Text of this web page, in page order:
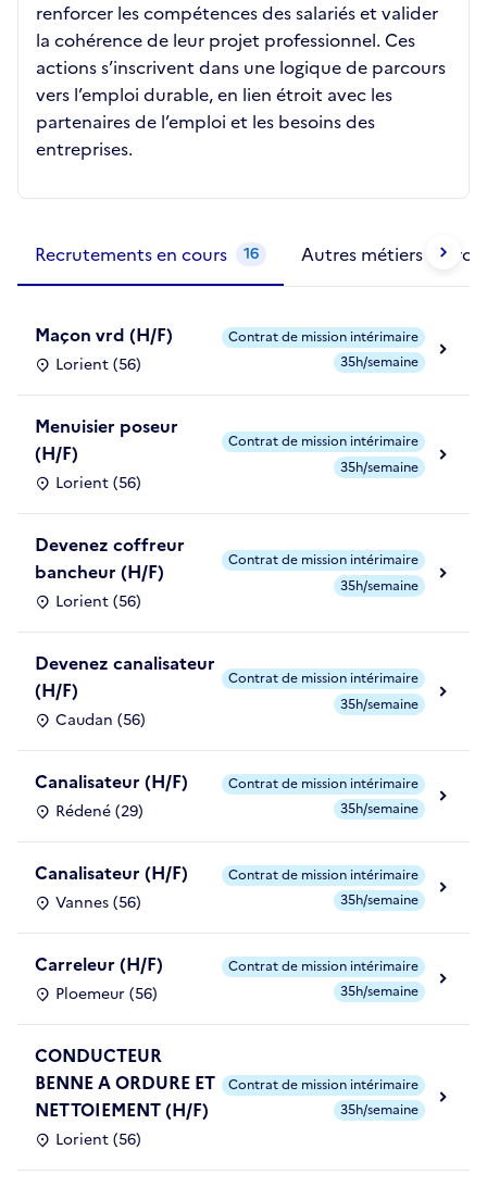
renforcer les compétences des salariés et valider
la cohérence de leur projet professionnel. Ces
actions s’inscrivent dans une logique de parcours
vers l’emploi durable, en lien étroit avec les
partenaires de l’emploi et les besoins des
entreprises.
Recrutements en cours 16 Autres métiers
Maçon vrd (H/F)
Lorient (56)
Contrat de mission intérimaire
35h/semaine
Menuisier poseur
(H/F)
Lorient (56)
Contrat de mission intérimaire
35h/semaine
Devenez coffreur
bancheur (H/F)
Lorient (56)
Contrat de mission intérimaire
35h/semaine
Devenez canalisateur
(H/F)
Caudan (56)
Contrat de mission intérimaire
35h/semaine
Canalisateur (H/F)
Rédené (29)
Contrat de mission intérimaire
35h/semaine
Canalisateur (H/F)
Vannes (56)
Contrat de mission intérimaire
35h/semaine
Carreleur (H/F)
Ploemeur (56)
Contrat de mission intérimaire
35h/semaine
CONDUCTEUR
BENNE A ORDURE ET
NETTOIEMENT (H/F)
Lorient (56)
Contrat de mission intérimaire
35h/semaine